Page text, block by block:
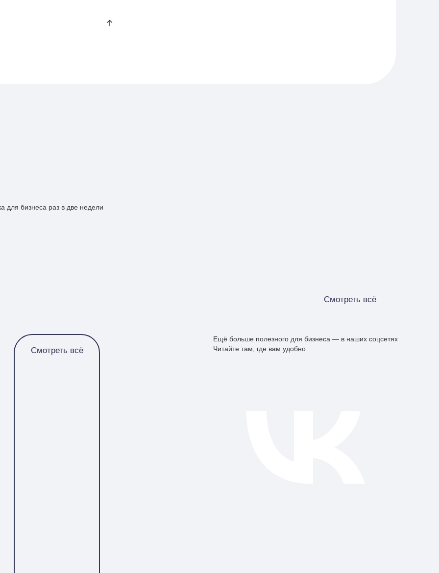
для бизнеса раз в две недели
Смотреть всё
Смотреть всё
Ещё больше полезного для бизнеса — в наших соцсетях
Читайте там, где вам удобно